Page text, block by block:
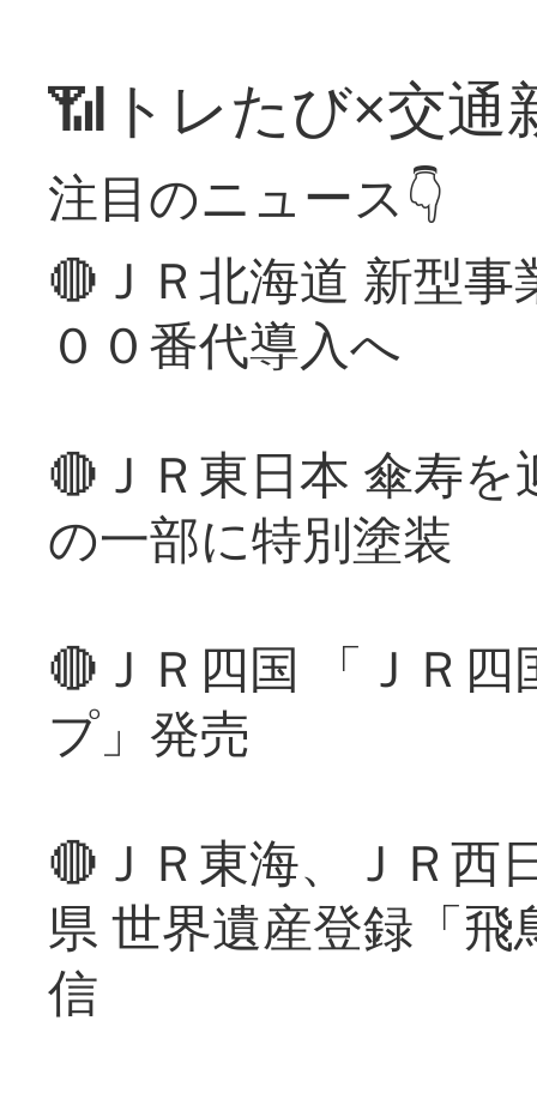
📶トレたび×交通
注目のニュース👇
🔴ＪＲ北海道 新型
００番代導入へ
🔴ＪＲ東日本 傘寿
の一部に特別塗装
🔴ＪＲ四国 「ＪＲ
プ」発売
🔴ＪＲ東海、ＪＲ西
県 世界遺産登録「
信